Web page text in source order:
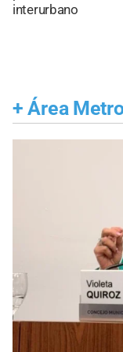
interurbano
+ Área